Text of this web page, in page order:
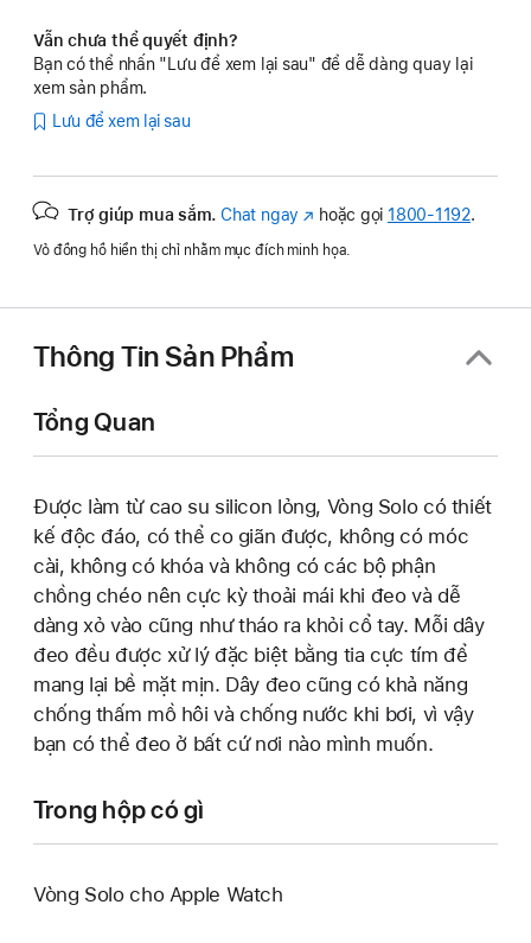
Vẫn chưa thể quyết định?
Bạn có thể nhấn "Lưu để xem lại sau" để dễ dàng quay lại
xem sản phẩm.
Lưu để xem lại sau
Trợ giúp mua sắm. Chat ngay (Mở
cửa
mới)
hoặc gọi 1800-1192.
Vỏ đồng hồ hiển thị chỉ nhằm mục đích minh họa.
Thông Tin Sản Phẩm
Tổng Quan
Được làm từ cao su silicon lỏng, Vòng Solo có thiết
kế độc đáo, có thể co giãn được, không có móc
cài, không có khóa và không có các bộ phận
chồng chéo nên cực kỳ thoải mái khi đeo và dễ
dàng xỏ vào cũng như tháo ra khỏi cổ tay. Mỗi dây
đeo đều được xử lý đặc biệt bằng tia cực tím để
mang lại bề mặt mịn. Dây đeo cũng có khả năng
chống thấm mồ hôi và chống nước khi bơi, vì vậy
bạn có thể đeo ở bất cứ nơi nào mình muốn.
Trong hộp có gì
Vòng Solo cho Apple Watch